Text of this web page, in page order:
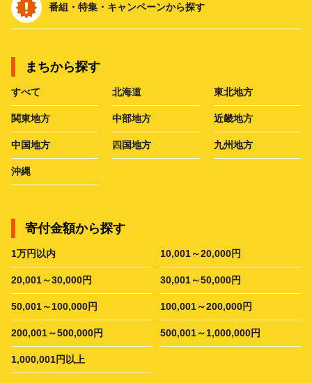
番組・特集・キャンペーンから探す
まちから探す
すべて 北海道 東北地方
関東地方 中部地方 近畿地方
中国地方 四国地方 九州地方
沖縄
寄付金額から探す
1万円以内 10,001～20,000円
20,001～30,000円 30,001～50,000円
50,001～100,000円 100,001～200,000円
200,001～500,000円 500,001～1,000,000円
1,000,001円以上